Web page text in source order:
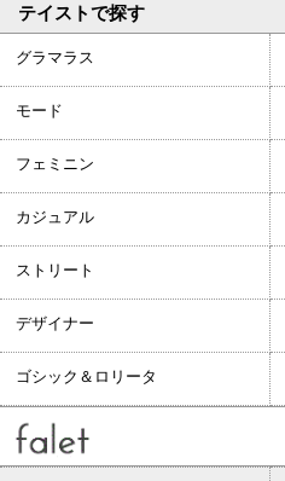
テイストで探す
グラマラス
モード
フェミニン
カジュアル
ストリート
デザイナー
ゴシック＆ロリータ